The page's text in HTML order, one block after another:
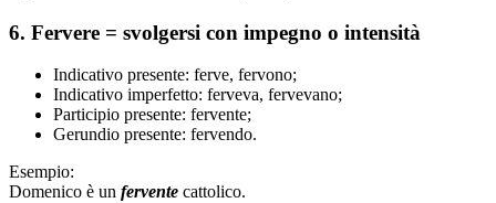
6. Fervere = svolgersi con impegno o intensità
Indicativo presente: ferve, fervono;
Indicativo imperfetto: ferveva, fervevano;
Participio presente: fervente;
Gerundio presente: fervendo.
Esempio:
Domenico è un fervente cattolico.